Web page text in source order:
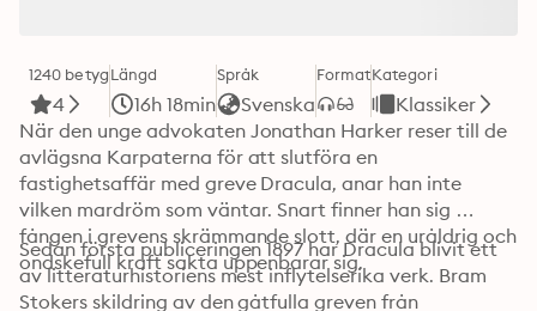
1240 betyg
4
Längd
16h 18min
Språk
Svenska
FormatKategori
Klassiker
När den unge advokaten Jonathan Harker reser till de
avlägsna Karpaterna för att slutföra en
fastighetsaffär med greve Dracula, anar han inte
vilken mardröm som väntar. Snart finner han sig
fången i grevens skrämmande slott, där en uråldrig och
ondskefull kraft sakta uppenbarar sig.
Sedan första publiceringen 1897 har Dracula blivit ett
av litteraturhistoriens mest inflytelserika verk. Bram
Stokers skildring av den gåtfulla greven från